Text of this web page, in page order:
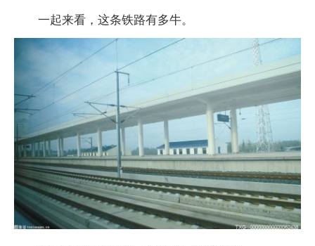
一起来看，这条铁路有多牛。